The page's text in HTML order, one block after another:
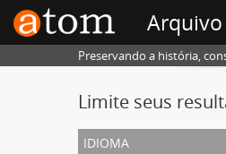
Arquivo
Preservando a história,
Limite seus
idioma